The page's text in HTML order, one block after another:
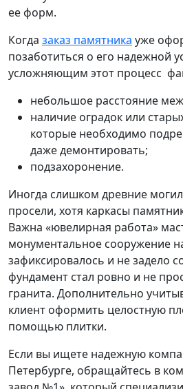
ее форм.
Когда заказ памятника уже
позаботиться о его надежной
усложняющим этот процесс
небольшое расстояние
наличие оградок или
которые необходимо
даже демонтировать;
подзахоронение.
Иногда слишком древние
просели, хотя каркасы
Важна «ювелирная работа»
монументальное сооружение
зафиксировалось и не задело
фундамент стал ровно и не
гранита. Дополнительно
клиент оформить целостную
помощью плитки.
Если вы ищете надежную
Петербурге, обращайтесь в